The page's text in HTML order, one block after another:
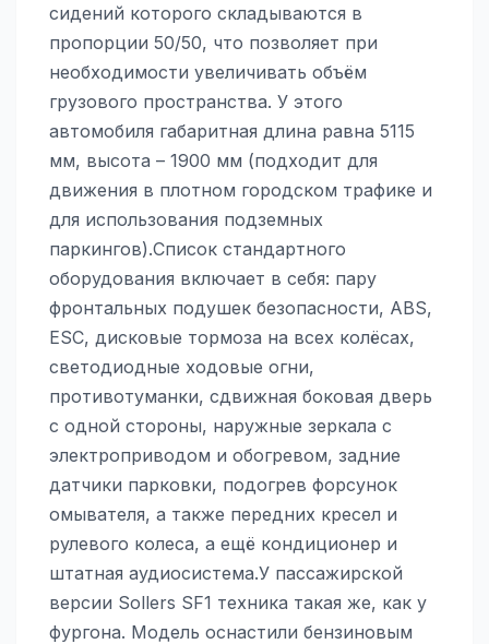
сидений которого складываются в
пропорции 50/50, что позволяет при
необходимости увеличивать объём
грузового пространства. У этого
автомобиля габаритная длина равна 5115
мм, высота – 1900 мм (подходит для
движения в плотном городском трафике и
для использования подземных
паркингов).Список стандартного
оборудования включает в себя: пару
фронтальных подушек безопасности, ABS,
ESC, дисковые тормоза на всех колёсах,
светодиодные ходовые огни,
противотуманки, сдвижная боковая дверь
с одной стороны, наружные зеркала с
электроприводом и обогревом, задние
датчики парковки, подогрев форсунок
омывателя, а также передних кресел и
рулевого колеса, а ещё кондиционер и
штатная аудиосистема.У пассажирской
версии Sollers SF1 техника такая же, как у
фургона. Модель оснастили бензиновым